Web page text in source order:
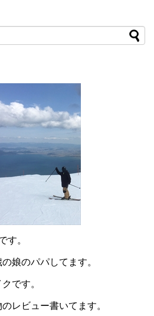
す。
娘のパパしてます。
です。
レビュー書いてます。